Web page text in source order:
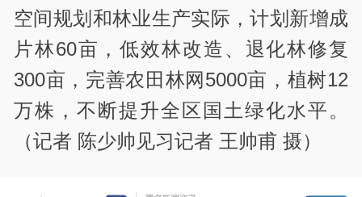
空间规划和林业生产实际，计划新增成
片林60亩，低效林改造、退化林修复
300亩，完善农田林网5000亩，植树12
万株，不断提升全区国土绿化水平。
（记者 陈少帅见习记者 王帅甫 摄）